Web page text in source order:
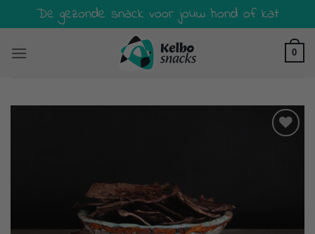
naar
De gezonde snack voor jouw hond of kat
0